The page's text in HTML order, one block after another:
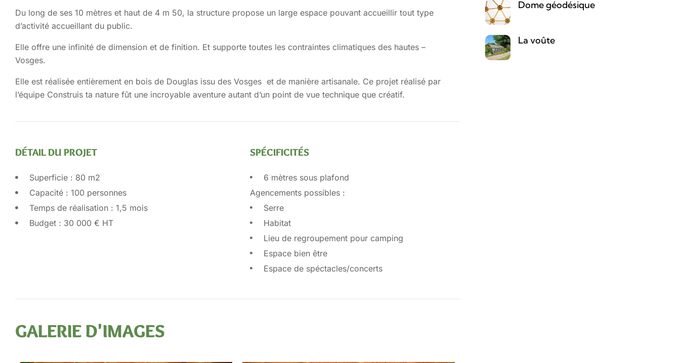
Du long de ses 10 mètres et haut de 4 m 50, la structure propose un large espace pouvant accueillir tout type
d’activité accueillant du public.
Elle offre une infinité de dimension et de finition. Et supporte toutes les contraintes climatiques des hautes –
Vosges.
Elle est réalisée entièrement en bois de Douglas issu des Vosges et de manière artisanale. Ce projet réalisé par
l’équipe Construis ta nature fût une incroyable aventure autant d’un point de vue technique que créatif.
DÉTAIL DU PROJET
Superficie : 80 m2
Capacité : 100 personnes
Temps de réalisation : 1,5 mois
Budget : 30 000 € HT
SPÉCIFICITÉS
6 mètres sous plafond
Agencements possibles :
Serre
Habitat
Lieu de regroupement pour camping
Espace bien être
Espace de spéctacles/concerts
GALERIE D'IMAGES
Dome géodésique
La voûte